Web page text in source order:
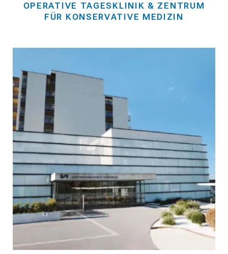
OPERATIVE TAGESKLINIK & ZENTRUM
FÜR KONSERVATIVE MEDIZIN